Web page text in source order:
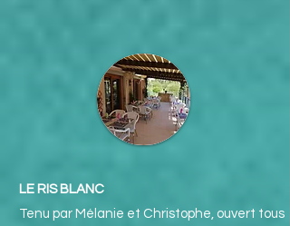
LE RIS BLANC
Tenu par Mélanie et Christophe, ouvert tous